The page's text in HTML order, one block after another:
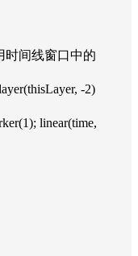
时间线窗口中的
-2)
linear(time,